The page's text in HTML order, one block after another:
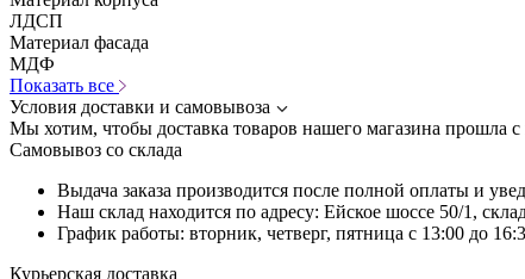
ЛДСП
Материал фасада
МДФ
Показать все
Условия доставки и самовывоза
Мы хотим, чтобы доставка товаров нашего магазина прошла
Самовывоз со склада
Выдача заказа производится после полной оплаты и
Наш склад находится по адресу: Ейское шоссе 50/1,
График работы: вторник, четверг, пятница с 13:00 до
Курьерская доставка